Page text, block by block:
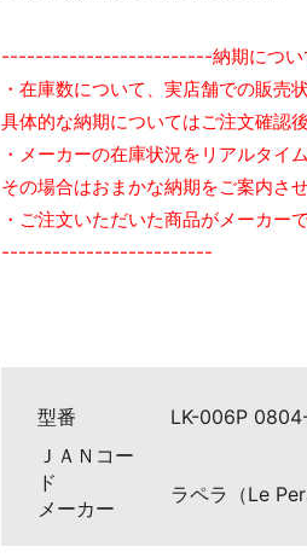
-------------------------納期につ
・在庫数について、実店舗での販売
具体的な納期についてはご注文確認
・メーカーの在庫状況をリアルタ
その場合はおまかな納期をご案内さ
・ご注文いただいた商品がメーカ
-------------------------
型番
LK-006P
ＪＡＮコー
ド
メーカー
ラペラ（Le